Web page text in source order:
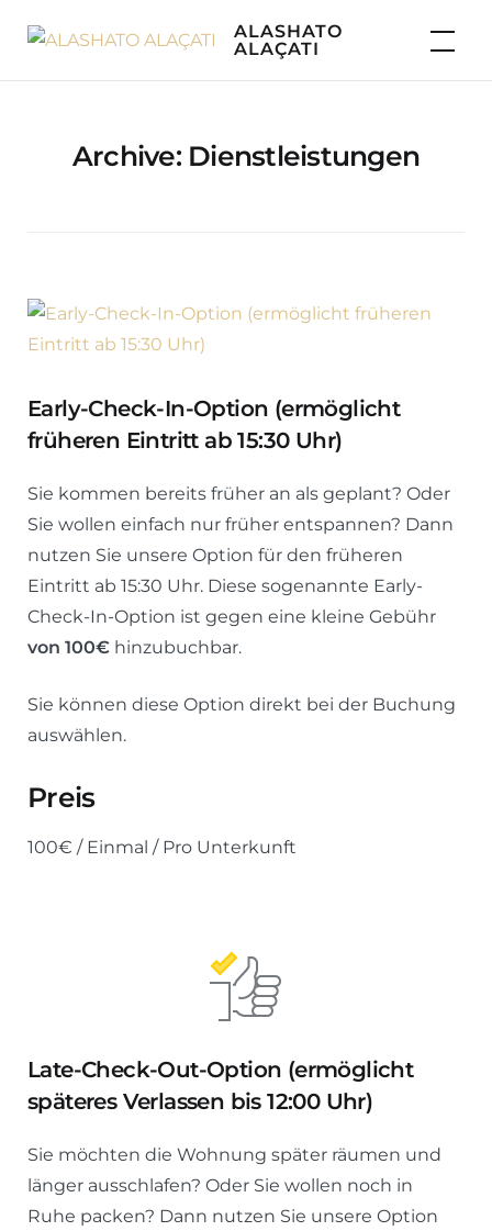
ALASHATO
ALAÇATI
Archive: Dienstleistungen
Early-Check-In-Option (ermöglicht
früheren Eintritt ab 15:30 Uhr)
Sie kommen bereits früher an als geplant? Oder
Sie wollen einfach nur früher entspannen? Dann
nutzen Sie unsere Option für den früheren
Eintritt ab 15:30 Uhr. Diese sogenannte Early-
Check-In-Option ist gegen eine kleine Gebühr
von 100€ hinzubuchbar.
Sie können diese Option direkt bei der Buchung
auswählen.
Preis
100€ / Einmal / Pro Unterkunft
Late-Check-Out-Option (ermöglicht
späteres Verlassen bis 12:00 Uhr)
Sie möchten die Wohnung später räumen und
länger ausschlafen? Oder Sie wollen noch in
Ruhe packen? Dann nutzen Sie unsere Option